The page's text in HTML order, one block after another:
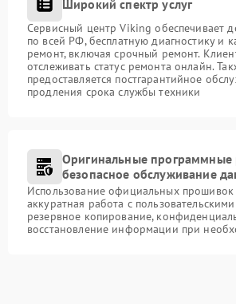
Широкий спектр услуг
Сервисный центр Viking обеспечивает
по всей РФ, бесплатную диагностику и
ремонт, включая срочный ремонт.
отслеживать статус ремонта онлайн.
предоставляется постгарантийное
продления срока службы техники
Оригинальные программные
безопасное обслуживание
Использование официальных прошивок
аккуратная работа с
резервное копирование,
восстановление информации при